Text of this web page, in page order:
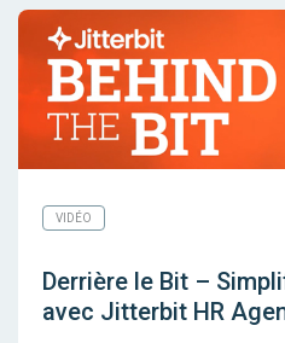
VIDÉO
Derrière le Bit –
avec Jitterbit HR